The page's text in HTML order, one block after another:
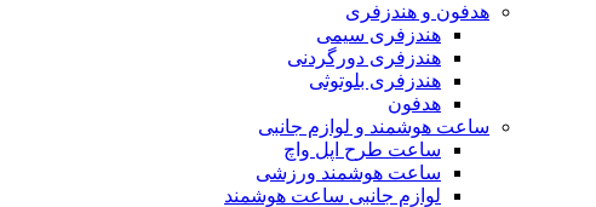
هدفون و هندزفری
هندزفری سیمی
هندزفری دورگردنی
هندزفری بلوتوثی
هدفون
ساعت هوشمند و لوازم جانبی
ساعت طرح اپل واچ
ساعت هوشمند ورزشی
لوازم جانبی ساعت هوشمند